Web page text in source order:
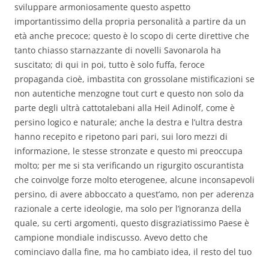
sviluppare armoniosamente questo aspetto
importantissimo della propria personalità a partire da un
età anche precoce; questo è lo scopo di certe direttive che
tanto chiasso starnazzante di novelli Savonarola ha
suscitato; di qui in poi, tutto è solo fuffa, feroce
propaganda cioè, imbastita con grossolane mistificazioni se
non autentiche menzogne tout curt e questo non solo da
parte degli ultrà cattotalebani alla Heil Adinolf, come è
persino logico e naturale; anche la destra e l’ultra destra
hanno recepito e ripetono pari pari, sui loro mezzi di
informazione, le stesse stronzate e questo mi preoccupa
molto; per me si sta verificando un rigurgito oscurantista
che coinvolge forze molto eterogenee, alcune inconsapevoli
persino, di avere abboccato a quest’amo, non per aderenza
razionale a certe ideologie, ma solo per l’ignoranza della
quale, su certi argomenti, questo disgraziatissimo Paese è
campione mondiale indiscusso. Avevo detto che
cominciavo dalla fine, ma ho cambiato idea, il resto del tuo